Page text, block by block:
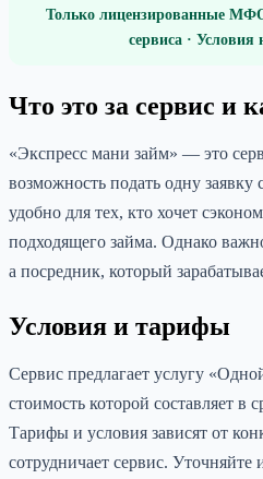
Только лицензированные
сервиса ·
Что это за сервис и
«Экспресс мани займ» — это
возможность подать одну
удобно для тех, кто хочет
подходящего займа. Однако
а посредник, который
Условия и тарифы
Сервис предлагает услугу
стоимость которой составляет в
Тарифы и условия зависят от
сотрудничает сервис.